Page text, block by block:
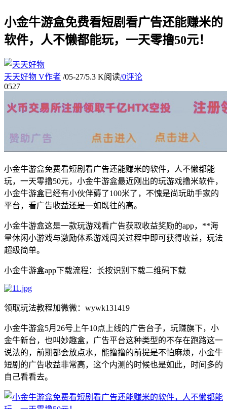
小金牛游盒免费看短剧看广告还能赚米的
软件，人不懒都能玩，一天零撸50元！
天天好物 V作者 /05-27/5.3 K阅读/0评论
0527
小金牛游盒免费看短剧看广告还能赚米的软件，人不懒都能
玩，一天零撸50元，小金牛游盒最近刚出的玩游戏撸米软件，
小金牛游盒已经有小伙伴薅了100米了，不愧是尚玩助手家的
平台，看广告收益还是一如既往的高。
小金牛游盒这是一款玩游戏看广告获取收益奖励的app，**海
量休闲小游戏与激励体系游戏闯关过程中即可获得收益，玩法
超级简单。
小金牛游盒app下载流程：长按识别下载二维码下载
领取玩法教程加微微：wywk131419
小金牛游盒5月26号上午10点上线的广告台子，玩赚旗下，小
金牛新台，也叫妙趣盒，广告平台这种类型的不存在跑路这一
说法的，前期都会放点水，能撸撸的前提是不怕麻烦，小金牛
短剧的广告收益非常高，这个内测的时候也是如此，时间多的
自己看看去。